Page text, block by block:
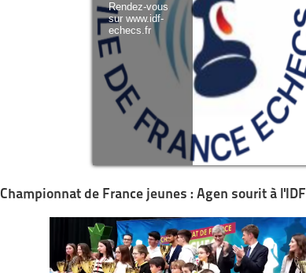
Rendez-vous
sur www.idf-
echecs.fr
Championnat de France jeunes : Agen sourit à l'IDF